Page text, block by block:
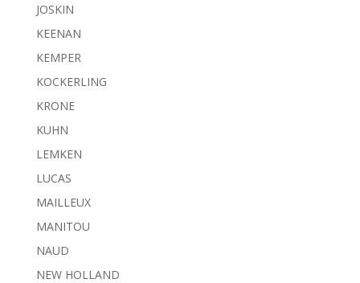
JOSKIN
KEENAN
KEMPER
KOCKERLING
KRONE
KUHN
LEMKEN
LUCAS
MAILLEUX
MANITOU
NAUD
NEW HOLLAND